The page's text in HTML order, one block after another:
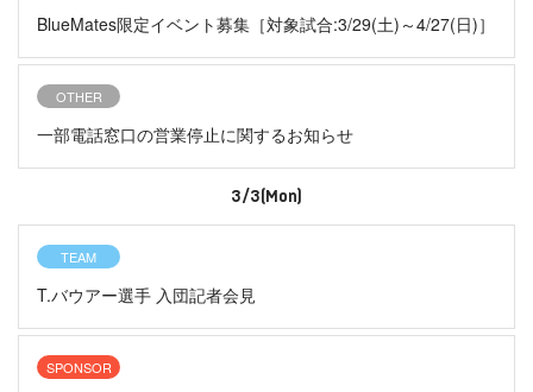
BlueMates限定イベント募集［対象試合:3/29(土)～4/27(日)］
OTHER
一部電話窓口の営業停止に関するお知らせ
3/3(Mon)
TEAM
T.バウアー選手 入団記者会見
SPONSOR